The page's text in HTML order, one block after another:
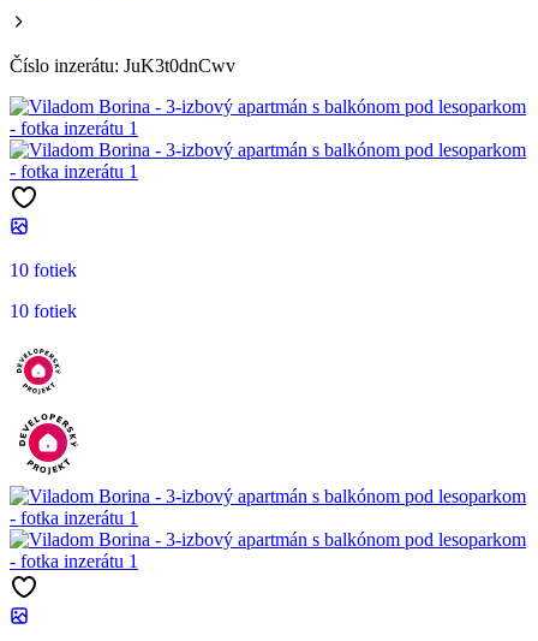
Číslo inzerátu: JuK3t0dnCwv
10 fotiek
10 fotiek